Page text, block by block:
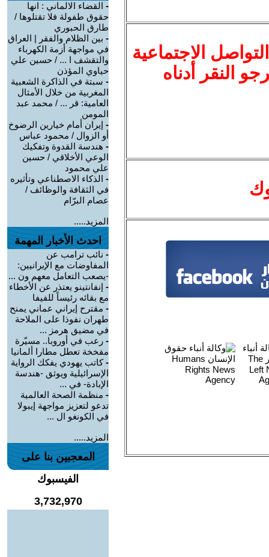
الاجتماعية
النقر أدناه
- القضاء الالماني : انها
حقوق طفولة فلا تقتلوها /
طارق الحبوري
- بين الظلام والفقر | العراق
في مواجهة أزمة الكهرباء
والتقشف ا ... / حسين علي
حياوي المؤذن
- سبتة في الذاكرة الشعبية
المغربية من خلال الأمثال
العامية: قر ... / محمد عبد
المومن
- إيران أمام خيارين الرضوخ
أو الزوال / محمود عباس
- هندسة القدوة وتفكيك
الوعي الأخلاقي / حسين
علي محمود
- الذكاء الاصطناعي وتأثيره
في الثقافة والوظائف /
عصام البرّام
المزيد.....
احدث الأخبار المهمة
- نائب ترامب عن
المفاوضات مع الإيرانيين:
-يصعب التعامل معهم ون ...
- إنفانتينو يعتذر عن الأخطاء
مع بقائه رئيساً للفيفا
- مقترح إيراني عماني يمنح
طهران نفوذا على الملاحة
في مضيق هرمز ...
- رعب في أوروبا.. مسيّرة
مفخخة تعطل مطارا ألمانيا
-كاتب يهودي يفكك الرواية
الإسرائيلية ويوثق -هندسة
الإبادة- في ...
- منظمة الصحة العالمية
تدعو لتعزيز مواجهة إيبولا
في الكونغو ال ...
المزيد.....
المعجبين بنا على
الفيسبوك
3,732,970